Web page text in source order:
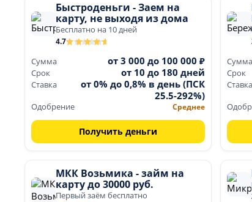
Быстроденьги - Заем на
карту, не выходя из дома
Бесплатно на 10 дней
4.7
Сумма от 3 000 до 100 000 ₽
Срок от 10 до 180 дней
Ставка
от 0% до 0,8% в день (ПСК
25.5-292%)
Одобрение Среднее
Получить деньги
Сумма
Срок
Ставка
МКК Возьмика - займ на
карту до 30000 руб.
Первый заём бесплатно